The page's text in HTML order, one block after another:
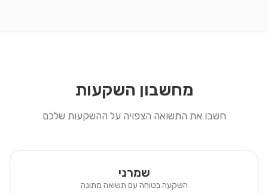
מחשבון השקעות
חשבו את התשואה הצפויה על ההשקעות שלכם
שמרני
השקעה בטוחה עם תשואה מתונה